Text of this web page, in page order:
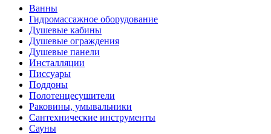
Ванны
Гидромассажное оборудование
Душевые кабины
Душевые ограждения
Душевые панели
Инсталляции
Писсуары
Поддоны
Полотенцесушители
Раковины, умывальники
Сантехнические инструменты
Сауны